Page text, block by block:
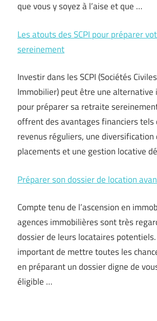
que vous y soyez à l’aise et que …
Les atouts des SCPI pour préparer
sereinement
Investir dans les SCPI (Sociétés
Immobilier) peut être une alternative
pour préparer sa retraite
offrent des avantages financiers tels
revenus réguliers, une diversification
placements et une gestion locative
Préparer son dossier de location
Compte tenu de l’ascension en
agences immobilières sont très
dossier de leurs locataires
important de mettre toutes les
en préparant un dossier digne de
éligible …